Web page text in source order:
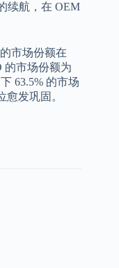
续航，在 OEM
市场份额在
的市场份额为
63.5% 的市场
发巩固。